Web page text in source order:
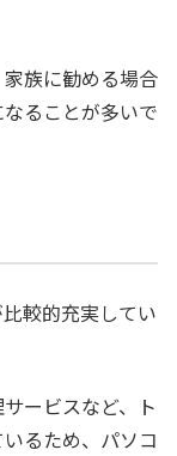
族に勧める場合
ることが多いで
較的充実してい
ービスなど、ト
るため、パソコ